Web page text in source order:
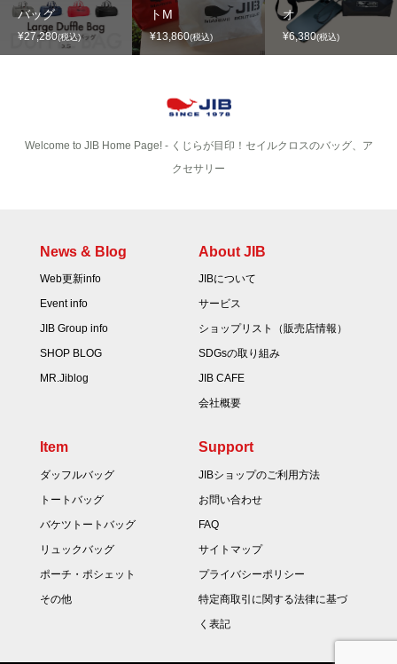
バッグ
¥27,280(税込)
トM
¥13,860(税込)
オ
¥6,380(税込)
Welcome to JIB Home Page! ‐ くじらが目印！セイルクロスのバッグ、ア
クセサリー
News & Blog
Web更新info
Event info
JIB Group info
SHOP BLOG
MR.Jiblog
About JIB
JIBについて
サービス
ショップリスト（販売店情報）
SDGsの取り組み
JIB CAFE
会社概要
Item
ダッフルバッグ
トートバッグ
バケツトートバッグ
リュックバッグ
ポーチ・ポシェット
その他
Support
JIBショップのご利用方法
お問い合わせ
FAQ
サイトマップ
プライバシーポリシー
特定商取引に関する法律に基づ
く表記